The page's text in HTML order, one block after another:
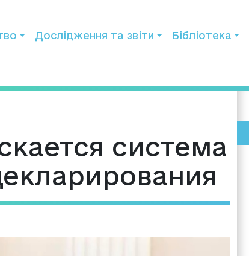
Дослідження та звіти Бібліотека
система